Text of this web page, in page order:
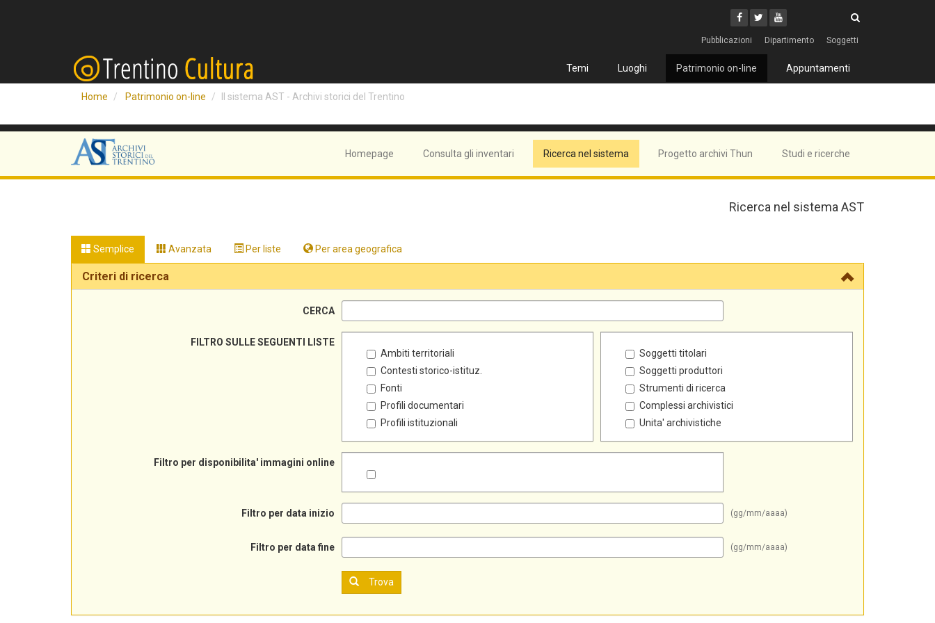
Facebook
Twitter
Youtube
Pubblicazioni Dipartimento Soggetti
Temi Luoghi Patrimonio on-line Appuntamenti
Home Patrimonio on-line Il sistema AST - Archivi storici del Trentino
Homepage Consulta gli inventari Ricerca nel sistema Progetto archivi Thun Studi e ricerche
Ricerca nel sistema AST
Semplice Avanzata Per liste Per area geografica
Criteri di ricerca
CERCA
FILTRO SULLE SEGUENTI LISTE
Ambiti territoriali
Contesti storico-istituz.
Fonti
Profili documentari
Profili istituzionali
Soggetti titolari
Soggetti produttori
Strumenti di ricerca
Complessi archivistici
Unita' archivistiche
Filtro per disponibilita' immagini online
Filtro per data inizio (gg/mm/aaaa)
Filtro per data fine (gg/mm/aaaa)
Trova